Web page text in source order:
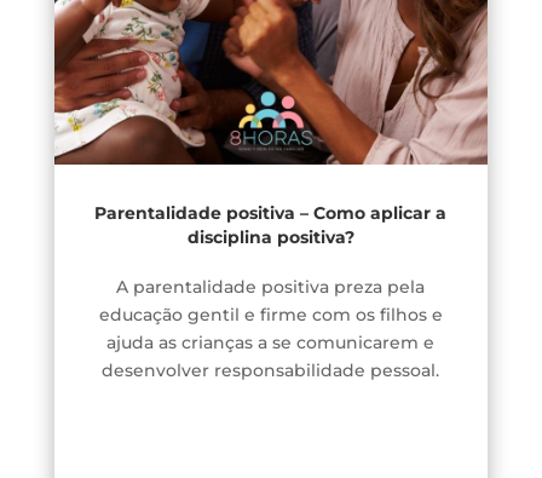
Parentalidade positiva – Como aplicar a
disciplina positiva?
A parentalidade positiva preza pela
educação gentil e firme com os filhos e
ajuda as crianças a se comunicarem e
desenvolver responsabilidade pessoal.